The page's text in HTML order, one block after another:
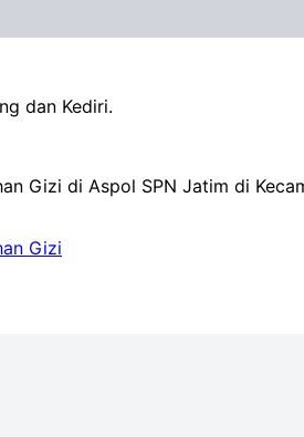
dan Kediri.
Gizi di Aspol SPN Jatim di
Gizi